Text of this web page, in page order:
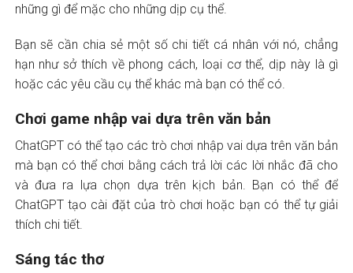
những gì để mặc cho những dịp cụ thể.
Bạn sẽ cần chia sẻ một số chi tiết cá nhân với nó, chẳng
hạn như sở thích về phong cách, loại cơ thể, dịp này là gì
hoặc các yêu cầu cụ thể khác mà bạn có thể có.
Chơi game nhập vai dựa trên văn bản
ChatGPT có thể tạo các trò chơi nhập vai dựa trên văn bản
mà bạn có thể chơi bằng cách trả lời các lời nhắc đã cho
và đưa ra lựa chọn dựa trên kịch bản. Bạn có thể để
ChatGPT tạo cài đặt của trò chơi hoặc bạn có thể tự giải
thích chi tiết.
Sáng tác thơ